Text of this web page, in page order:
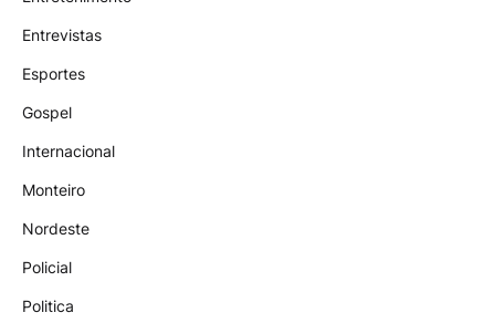
Entrevistas
Esportes
Gospel
Internacional
Monteiro
Nordeste
Policial
Politica